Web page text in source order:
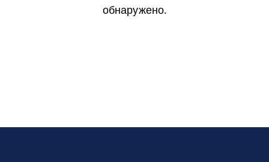
обнаружено.